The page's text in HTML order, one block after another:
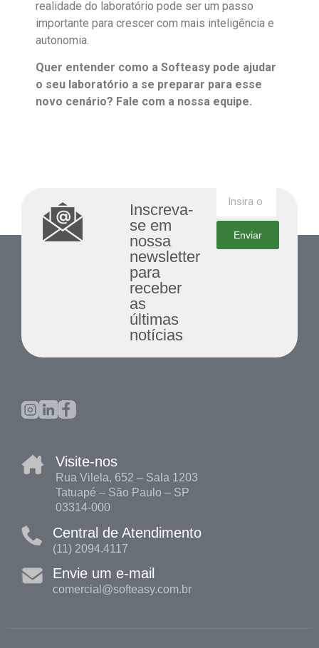
realidade do laboratório pode ser um passo
importante para crescer com mais inteligência e
autonomia.
Quer entender como a Softeasy pode ajudar
o seu laboratório a se preparar para esse
novo cenário? Fale com a nossa equipe.
Inscreva-
se em
nossa
newsletter
para
receber
as
últimas
notícias
Enviar
Visite-nos
Rua Vilela, 652 – Sala 1203
Tatuapé – São Paulo – SP
03314-000
Central de Atendimento
(11) 2094.4117
Envie um e-mail
comercial@softeasy.com.br